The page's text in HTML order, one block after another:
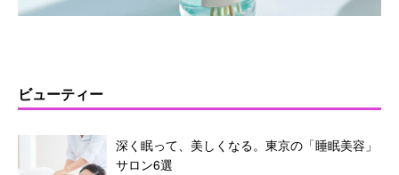
ビューティー
深く眠って、美しくなる。東京の「睡眠美容」
サロン6選